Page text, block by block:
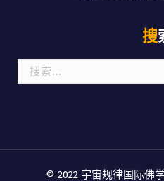
索：
© 2022 宇宙规律国际佛